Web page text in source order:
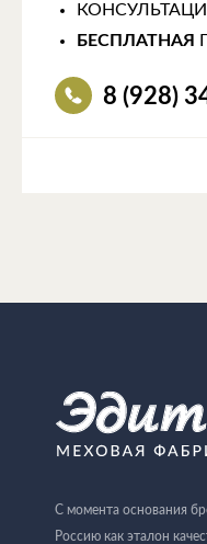
БЕСПЛАТНАЯ
8 (928)
С момента основания
Россию как эталон